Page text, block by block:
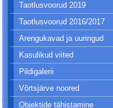
Taotlusvoorud 2019
Taotlusvoorud 2016/2017
Arengukavad ja uuringud
Kasulikud viited
Pildigalerii
Võrtsjärve noored
Objektide tähistamine